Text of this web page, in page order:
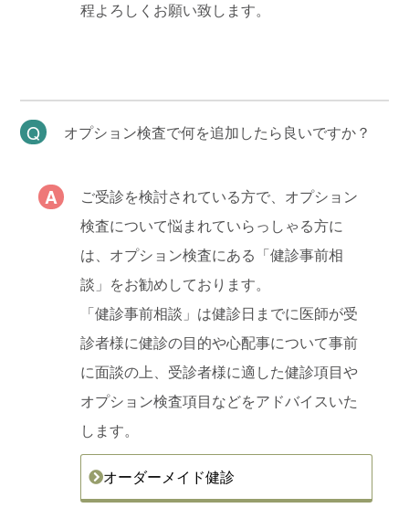
程よろしくお願い致します。
オプション検査で何を追加したら良いですか？
ご受診を検討されている方で、オプション
検査について悩まれていらっしゃる方に
は、オプション検査にある「健診事前相
談」をお勧めしております。
「健診事前相談」は健診日までに医師が受
診者様に健診の目的や心配事について事前
に面談の上、受診者様に適した健診項目や
オプション検査項目などをアドバイスいた
します。
オーダーメイド健診